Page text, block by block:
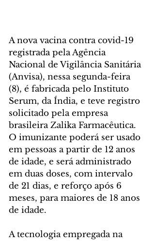
A nova vacina contra covid-19
registrada pela Agência
Nacional de Vigilância Sanitária
(Anvisa), nessa segunda-feira
(8), é fabricada pelo Instituto
Serum, da Índia, e teve registro
solicitado pela empresa
brasileira Zalika Farmacêutica.
O imunizante poderá ser usado
em pessoas a partir de 12 anos
de idade, e será administrado
em duas doses, com intervalo
de 21 dias, e reforço após 6
meses, para maiores de 18 anos
de idade.
A tecnologia empregada na